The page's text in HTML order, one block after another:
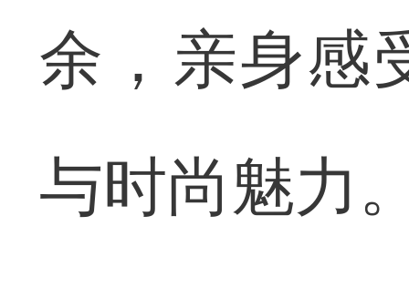
余，亲身感
与时尚魅力